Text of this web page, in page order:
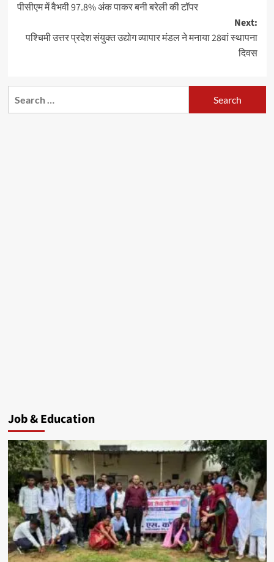
navigation
पीसीएम में वैभवी 97.8% अंक पाकर बनी बरेली की टॉपर
Next:
पश्चिमी उत्तर प्रदेश संयुक्त उद्योग व्यापार मंडल ने मनाया 28वां स्थापना
दिवस
Job & Education